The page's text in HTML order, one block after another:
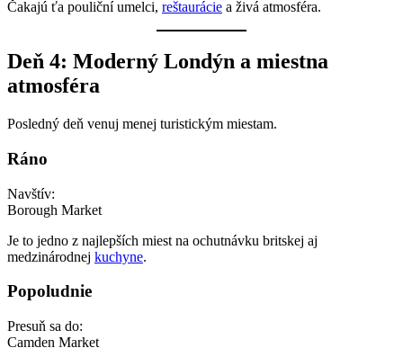
Čakajú ťa pouliční umelci, reštaurácie a živá atmosféra.
Deň 4: Moderný Londýn a miestna
atmosféra
Posledný deň venuj menej turistickým miestam.
Ráno
Navštív:
Borough Market
Je to jedno z najlepších miest na ochutnávku britskej aj
medzinárodnej kuchyne.
Popoludnie
Presuň sa do:
Camden Market